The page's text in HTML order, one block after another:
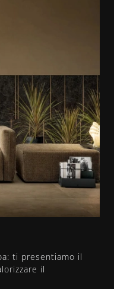
ti presentiamo il
il